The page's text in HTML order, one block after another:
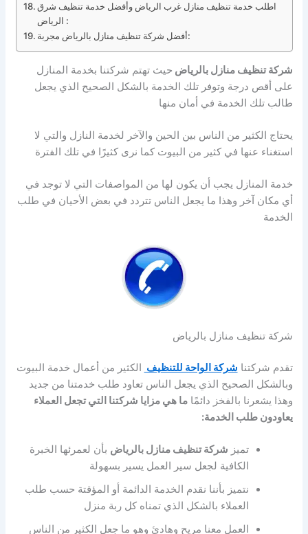
اطلب خدمة تنظيف منازل غرب الرياض وأفضل خدمة تنظيف شرق
الرياض :
أفضل شركة تنظيف منازل بالرياض مجربة:
شركة تنظيف منازل بالرياض حيث تهتم شركتنا بخدمة المنازل
على أقص درجة وتوفر تلك الخدمة بالشكل الصحيح الذي يجعل
طالب تلك الخدمة في أمان منها
يحتاج الكثير من الناس بين الحين والآخر لخدمة النازل والتي لا
استغناء عنها في كثير من البيوت كما نرى كثيرًا في تلك الفترة
خدمة المنازل يجب أن يكون لها من المواصفات التي لا توجد في
أي مكان آخر وهذا ما يجعل الناس تتردد في بعض الأحيان في طلب
الخدمة
شركة تنظيف منازل بالرياض
تقدم شركتنا شركة الواحة للتنظيف الكثير من أعمال خدمة البيوت
وبالشكل الصحيح الذي يجعل الناس تعاود طلب خدمتنا من جديد
وهذا يشعرنا بالفخز دائمًاما هي مزايا شركتنا التي تجعل العملاء
يعاودون طلب الخدمة:
تميز شركة تنظيف منازل بالرياض بأن لعمرئها الخبرة
الكافية لجعل سير العمل يسير بسهولة
نتميز بأننا نقدم الخدمة الدائمة أو المؤقتة حسب طلب
العملاء بالشكل الذي تمناه كل ربة منزل
العمل معنا مريح وهادئ وهو ما جعل الكثير من الناس